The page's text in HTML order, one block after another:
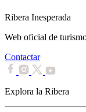
Ribera Inesperada
Web oficial de
Contactar
Explora la Ribera